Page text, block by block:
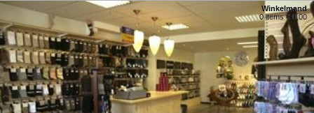
Winkelmand
0 items € 0,00